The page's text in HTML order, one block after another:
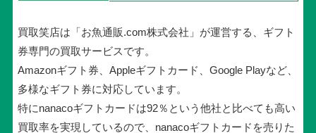
買取笑店は「お魚通販.com株式会社」が運営する、ギフト
券専門の買取サービスです。
Amazonギフト券、Appleギフトカード、Google Playなど、
多様なギフト券に対応しています。
特にnanacoギフトカードは92％という他社と比べても高い
買取率を実現しているので、nanacoギフトカードを売りた